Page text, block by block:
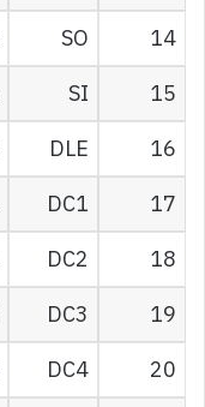
14
SO
15
SI
16
DLE
17
DC1
18
DC2
19
DC3
20
DC4